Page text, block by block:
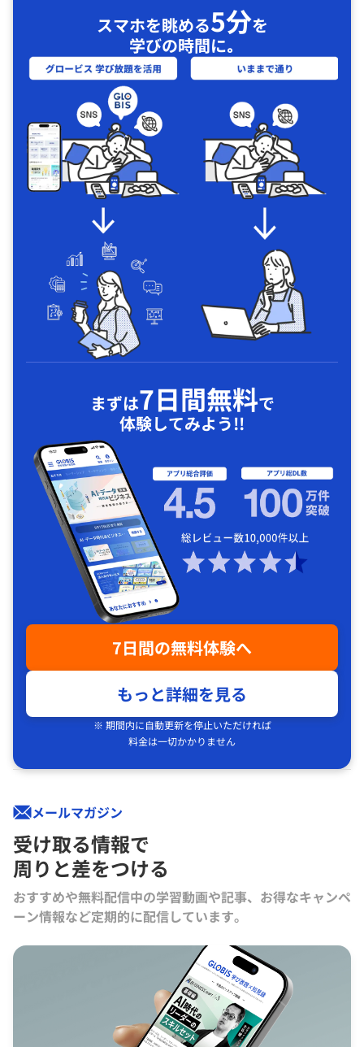
スマホを眺める5分を
学びの時間に｡
まずは7日間無料で
体験してみよう!!
7日間の無料体験へ
もっと詳細を見る
※ 期間内に自動更新を停止いただければ
料金は一切かかりません
メールマガジン
受け取る情報で
周りと差をつける
おすすめや無料配信中の学習動画や記事、お得なキャンペ
ーン情報など定期的に配信しています。